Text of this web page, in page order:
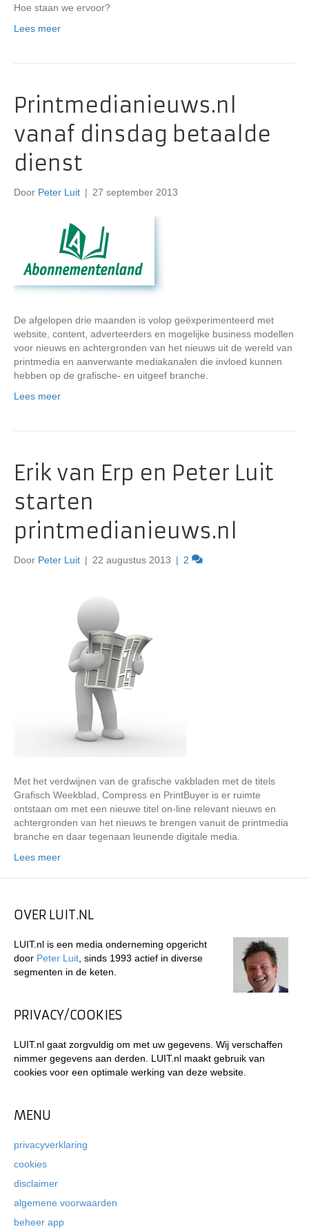
Hoe staan we ervoor?
Lees meer
Printmedianieuws.nl
vanaf dinsdag betaalde
dienst
Door Peter Luit | 27 september 2013
De afgelopen drie maanden is volop geëxperimenteerd met
website, content, adverteerders en mogelijke business modellen
voor nieuws en achtergronden van het nieuws uit de wereld van
printmedia en aanverwante mediakanalen die invloed kunnen
hebben op de grafische- en uitgeef branche.
Lees meer
Erik van Erp en Peter Luit
starten
printmedianieuws.nl
Door Peter Luit | 22 augustus 2013 | 2
Met het verdwijnen van de grafische vakbladen met de titels
Grafisch Weekblad, Compress en PrintBuyer is er ruimte
ontstaan om met een nieuwe titel on-line relevant nieuws en
achtergronden van het nieuws te brengen vanuit de printmedia
branche en daar tegenaan leunende digitale media.
Lees meer
OVER LUIT.NL
LUIT.nl is een media onderneming opgericht
door Peter Luit , sinds 1993 actief in diverse
segmenten in de keten.
PRIVACY/COOKIES
LUIT.nl gaat zorgvuldig om met uw gegevens. Wij verschaffen
nimmer gegevens aan derden. LUIT.nl maakt gebruik van
cookies voor een optimale werking van deze website.
MENU
privacyverklaring
cookies
disclaimer
algemene voorwaarden
beheer app